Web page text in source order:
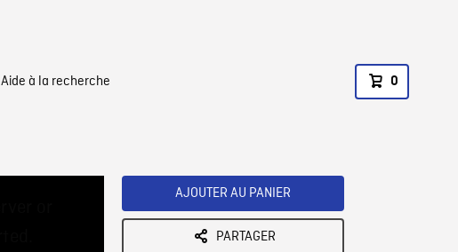
Aide à la recherche 0
AJOUTER AU PANIER
PARTAGER